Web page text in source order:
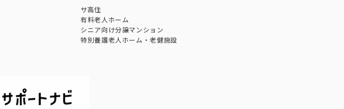
サ高住
有料老人ホーム
シニア向け分譲マンション
特別養護老人ホーム・老健施設